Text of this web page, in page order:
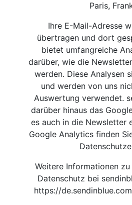
Paris,
Ihre E-Mail-Adresse
übertragen und dort
bietet umfangreiche
darüber, wie die
werden. Diese Analysen
und werden von uns
Auswertung verwendet.
darüber hinaus das
es auch in die Newsletter
Google Analytics finden
Weitere Informationen
Datenschutz bei
https://